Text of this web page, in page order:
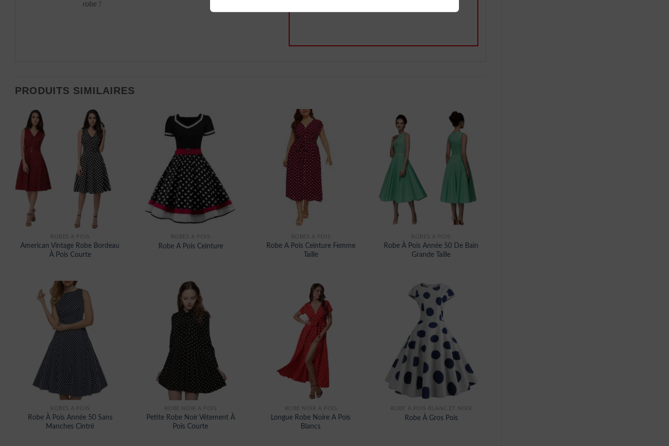
robe !
PRODUITS SIMILAIRES
ROBES À POIS
American Vintage Robe Bordeau
À Pois Courte
ROBES À POIS
Robe A Pois Ceinture
ROBES À POIS
Robe A Pois Ceinture Femme
Taille
ROBES À POIS
Robe À Pois Année 50 De Bain
Grande Taille
ROBES À POIS
Robe À Pois Année 50 Sans
Manches Cintré
ROBE NOIR A POIS
Petite Robe Noir Vêtement À
Pois Courte
ROBE NOIR A POIS
Longue Robe Noire A Pois
Blancs
ROBE A POIS BLANC ET NOIR
Robe À Gros Pois